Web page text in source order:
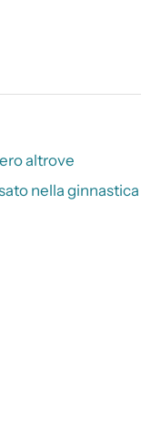
altrove
nella ginnastica